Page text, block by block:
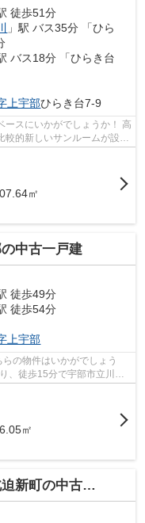
徒歩51分
」駅 バス35分 「ひら
バス18分 「ひらき台
上宇部ひらき台7-9
ースにいかがでしょうか！ 高
較的新しいサンルームが設置
㎡
中古一戸建
徒歩49分
徒歩54分
上宇部
の物件はいかがでしょう
、徒歩15分で宇部市立川上
㎡
町の中古一戸建